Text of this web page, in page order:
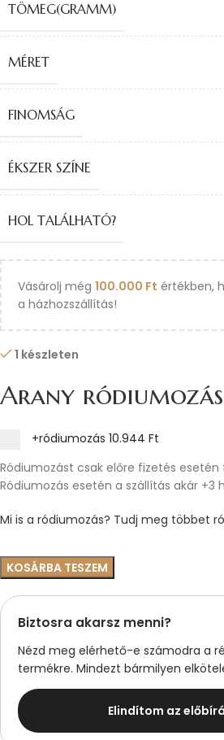
TÖMEG(GRAMM)
MÉRET
FINOMSÁG
ÉKSZER SZÍNE
HOL TALÁLHATÓ?
Vásárolj még 100.000 Ft értékben,
a házhozszállítás!
1 készleten
Arany ródiumozás
+ródiumozás 10.944 Ft
Ródiumozást csak előre fizetés
Ródiumozás esetén a szállítás akár +3
Mi is a ródiumozás? Tudj meg többet
KOSÁRBA TESZEM
Biztosra akarsz menni?
Nézd meg elérhető-e számodra a
termékre. Mindezt bármilyen
Elindítom az